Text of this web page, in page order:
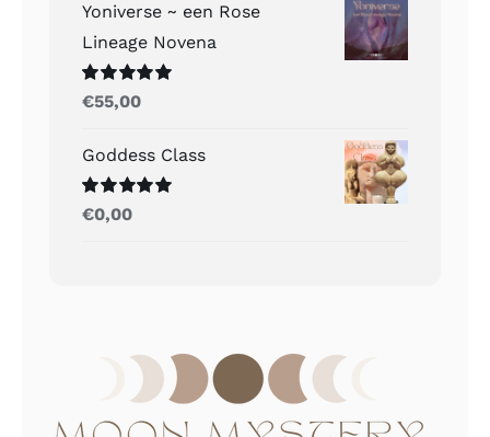
Yoniverse ~ een Rose
Lineage Novena
Gewaardeerd
uit 5
€55,00
Goddess Class
Gewaardeerd
5.00
€0,00